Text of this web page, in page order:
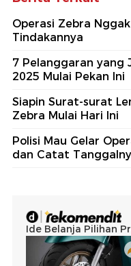
Operasi Zebra
Tindakannya
7 Pelanggaran yang
2025 Mulai Pekan Ini
Siapin Surat-surat
Zebra Mulai Hari Ini
Polisi Mau Gelar
dan Catat